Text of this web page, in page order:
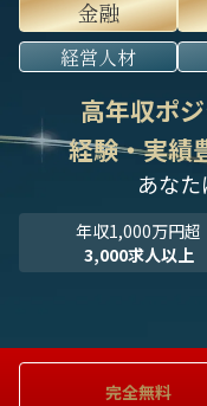
金融
経営人材
高年収ポ
経験・実績
あな
年収1,000万円超
3,000求人以上
完全無料